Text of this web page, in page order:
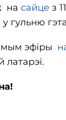
на сайце з
гульню
эфіры
латарэі.